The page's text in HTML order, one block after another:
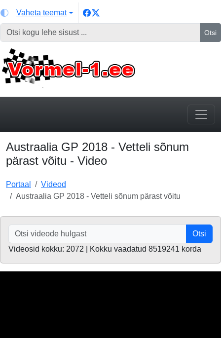
Vaheta teemat
Otsi
Austraalia GP 2018 - Vetteli sõnum
pärast võitu - Video
Portaal
Videod
Austraalia GP 2018 - Vetteli sõnum pärast võitu
Otsi
Videosid kokku: 2072 | Kokku vaadatud 8519241 korda